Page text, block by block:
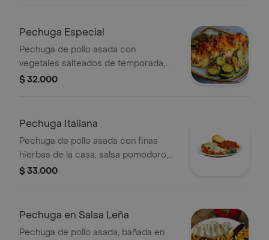
Pechuga Especial
Pechuga de pollo asada con
vegetales salteados de temporada,
acompañada de papas francesas,
$ 32.000
Pechuga Italiana
Pechuga de pollo asada con finas
hierbas de la casa, salsa pomodoro,
acompañada de papas francesas,
$ 33.000
Pechuga en Salsa Leña
Pechuga de pollo asada, bañada en